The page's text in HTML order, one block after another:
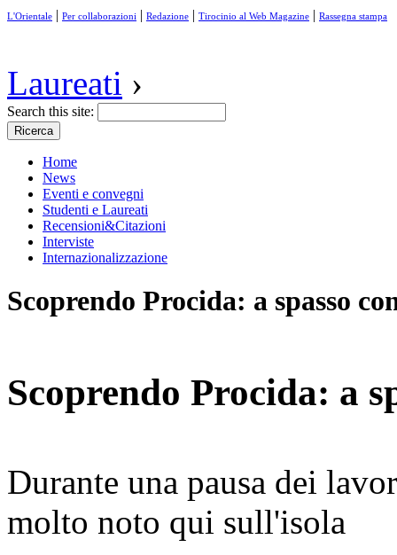
L'Orientale | Per collaborazioni | Redazione | Tirocinio al Web Magazine | Rassegna stampa
Laureati ›
Search this site:
Home
News
Eventi e convegni
Studenti e Laureati
Recensioni&Citazioni
Interviste
Internazionalizzazione
Scoprendo Procida: a spasso
Scoprendo Procida: a
Durante una pausa dei
molto noto qui sull'isola